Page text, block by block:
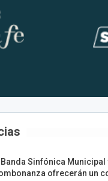
Banda Sinfónica Municipal
ofrecerán un